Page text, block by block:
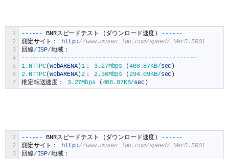
1
2
3
4
5
6
7
-- ---- BNRスピードテスト (ダウンロード速度 ) -- -- --
測定サイト：
http://www.musen-lan.com/speed/ Ver5.5001
回線/ISP/地域：
-- ---- -- -- ---- -- -- -- -- -- -- -- -- -- ---- -- -- ---- -- -- --
1.NTTPC(WebARENA)1： 3.27Mbps (408.87KB/sec )
2.NTTPC(WebARENA)2： 2.36Mbps (294.09KB/sec )
推定転送速度：
3.27Mbps (408.87KB/sec)
1
2
3
-- ---- BNRスピードテスト (ダウンロード速度 ) -- -- --
測定サイト：
http://www.musen-lan.com/speed/ Ver5.5001
回線/ISP/地域：